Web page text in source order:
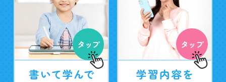
タップ タップ